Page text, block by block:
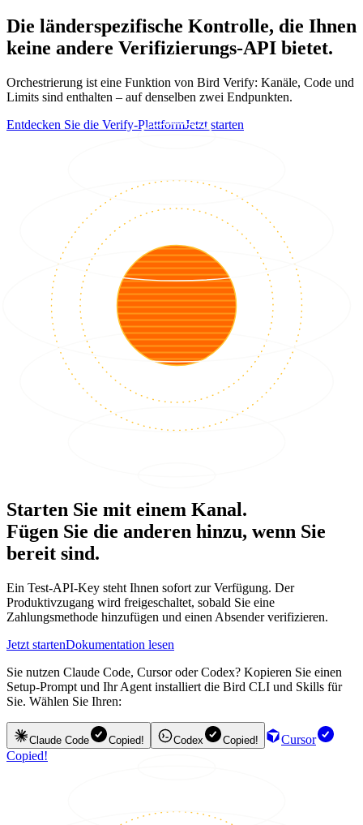
Die länderspezifische Kontrolle, die Ihnen
keine andere Verifizierungs-API bietet.
Orchestrierung ist eine Funktion von Bird Verify: Kanäle, Code und
Limits sind enthalten – auf denselben zwei Endpunkten.
Entdecken Sie die Verify-PlattformJetzt starten
Starten Sie mit einem Kanal.
Fügen Sie die anderen hinzu, wenn Sie
bereit sind.
Ein Test-API-Key steht Ihnen sofort zur Verfügung. Der
Produktivzugang wird freigeschaltet, sobald Sie eine
Zahlungsmethode hinzufügen und einen Absender verifizieren.
Jetzt startenDokumentation lesen
Sie nutzen Claude Code, Cursor oder Codex? Kopieren Sie einen
Setup-Prompt und Ihr Agent installiert die Bird CLI und Skills für
Sie. Wählen Sie Ihren:
Claude Code Copied! Codex Copied!
Cursor
Copied!